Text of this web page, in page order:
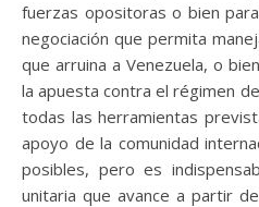
fuerzas opositoras o bien
negociación que permita
que arruina a Venezuela, o
la apuesta contra el régimen
todas las herramientas
apoyo de la comunidad
posibles, pero es
unitaria que avance a partir